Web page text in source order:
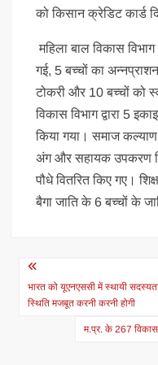
को किसान क्रेडिट कार्ड
महिला बाल विकास विभाग
गई, 5 बच्चों का
टोकरी और 10 बच्चों को
विकास विभाग द्वारा 5
किया गया। समाज कल्याण
अंग और सहायक उपकरण
पौधे वितरित किए गए।
बैगा जाति के 6 बच्चों के
Post
navigation
भारत को यूएनएससी में स्थायी
स्थिति मजबूत करनी करनी होगी
म.प्र. के 267